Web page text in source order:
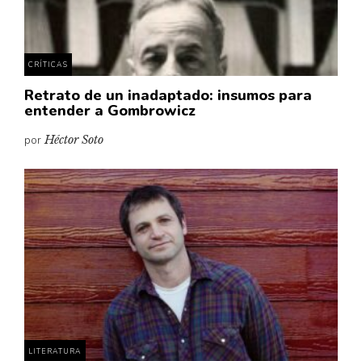
CRÍTICAS
Retrato de un inadaptado: insumos para
entender a Gombrowicz
porHéctor Soto
LITERATURA